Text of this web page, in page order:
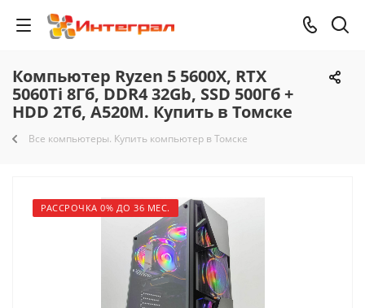
Компьютер Ryzen 5 5600X, RTX
5060Ti 8Гб, DDR4 32Gb, SSD 500Гб +
HDD 2Тб, A520M. Купить в Томске
Все компьютеры. Купить компьютер в Томске
РАССРОЧКА 0% ДО 36 МЕС.